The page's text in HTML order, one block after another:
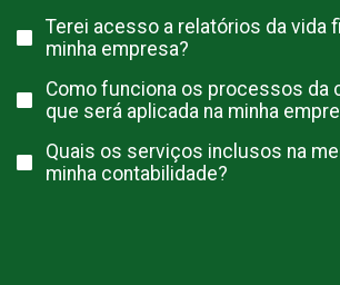
Terei acesso a relatórios da vida
minha empresa?
Como funciona os processos da
que será aplicada na minha
Quais os serviços inclusos na
minha contabilidade?